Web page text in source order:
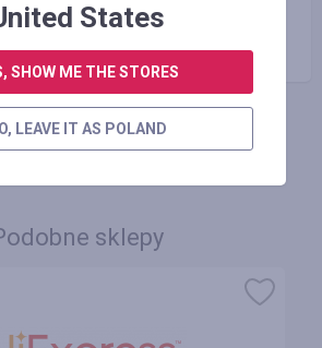
SIĘ, ŻEBY ZOSTAWIĆ OPINIĘ
sklepy
States
SHOW ME THE STORES
LEAVE IT AS POLAND